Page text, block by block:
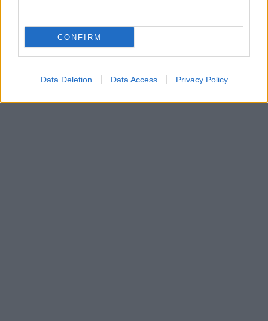
CONFIRM
Data Deletion Data Access Privacy Policy